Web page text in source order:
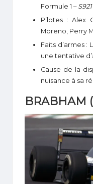
Formule 1 – S921
Pilotes : Alex
Moreno, Perry
Faits d’armes :
une tentative
Cause de la
nuisance à sa
BRABHAM